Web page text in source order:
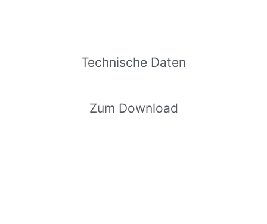
Technische Daten
Zum Download